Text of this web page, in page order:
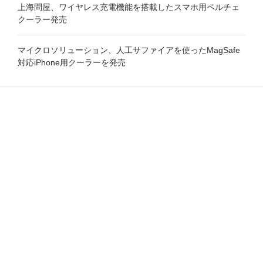
上海問屋、ワイヤレス充電機能を搭載したスマホ用ペルチェ
クーラー発売
マイクロソリューション、人工サファイアを使ったMagSafe
対応iPhone用クーラーを発売